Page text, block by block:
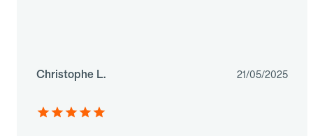
Christophe L. 21/05/2025